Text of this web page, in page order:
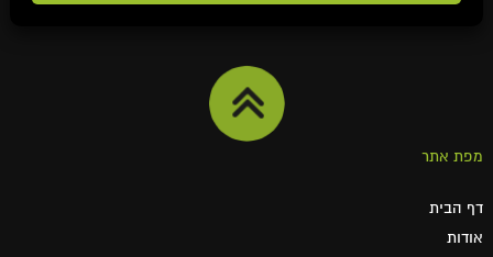
מפת אתר
דף הבית
אודות